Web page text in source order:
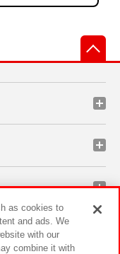
as cookies to
and ads. We
with our
combine it with